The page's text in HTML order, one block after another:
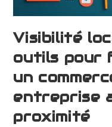
Visibilité
outils pour
un
entreprise
proximité